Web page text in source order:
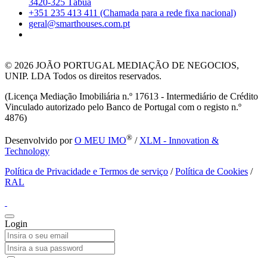
3420-325 Tábua
+351 235 413 411 (Chamada para a rede fixa nacional)
geral@smarthouses.com.pt
© 2026 JOÃO PORTUGAL MEDIAÇÃO DE NEGOCIOS,
UNIP. LDA Todos os direitos reservados.
(Licença Mediação Imobiliária n.º 17613 - Intermediário de Crédito
Vinculado autorizado pelo Banco de Portugal com o registo n.º
4876)
Desenvolvido porO MEU IMO® / XLM - Innovation &
Technology
Política de Privacidade e Termos de serviço /Política de Cookies /
RAL
Login